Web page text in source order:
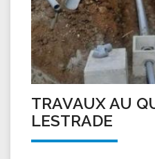
TRAVAUX AU
LESTRADE